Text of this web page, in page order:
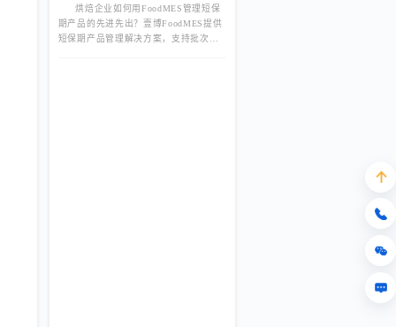
烘焙企业如何用FoodMES管理短保
期产品的先进先出？壹博FoodMES提供
短保期产品管理解决方案，支持批次自